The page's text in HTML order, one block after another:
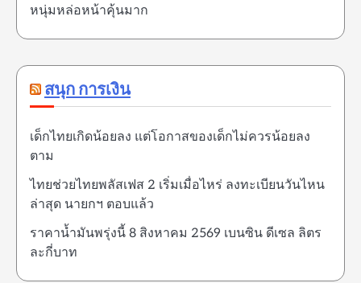
หนุ่มหล่อหน้าคุ้นมาก
สนุก การเงิน
เด็กไทยเกิดน้อยลง แต่โอกาสของเด็กไม่ควรน้อยลง
ตาม
ไทยช่วยไทยพลัสเฟส 2 เริ่มเมื่อไหร่ ลงทะเบียนวันไหน
ล่าสุด นายกฯ ตอบแล้ว
ราคาน้ำมันพรุ่งนี้ 8 สิงหาคม 2569 เบนซิน ดีเซล ลิตร
ละกี่บาท